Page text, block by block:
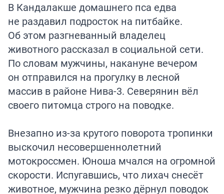
В Кандалакше домашнего пса едва
не раздавил подросток на питбайке.
Об этом разгневанный владелец
животного рассказал в социальной сети.
По словам мужчины, накануне вечером
он отправился на прогулку в лесной
массив в районе Нива-3. Северянин вёл
своего питомца строго на поводке.
Внезапно из-за крутого поворота тропинки
выскочил несовершеннолетний
мотокроссмен. Юноша мчался на огромной
скорости. Испугавшись, что лихач снесёт
животное, мужчина резко дёрнул поводок